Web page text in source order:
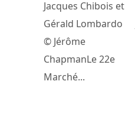
Jacques Chibois et
Gérald Lombardo
© Jérôme
ChapmanLe 22e
Marché...